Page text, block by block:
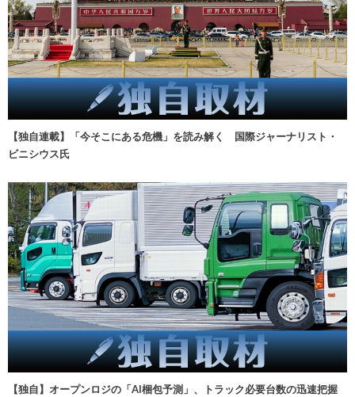
【独自連載】「今そこにある危機」を読み解く 国際ジャーナリスト・
ビニシウス氏
【独自】オープンロジの「AI梱包予測」、トラック必要台数の迅速把握